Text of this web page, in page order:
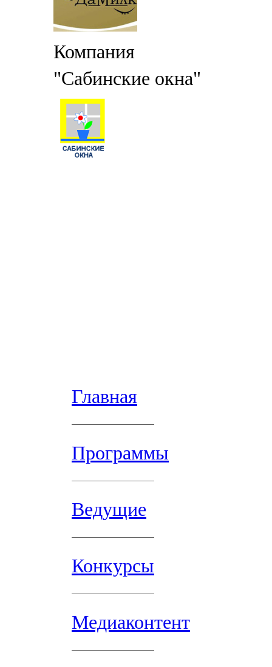
Компания
"Сабинские окна"
Главная
Программы
Ведущие
Конкурсы
Медиаконтент